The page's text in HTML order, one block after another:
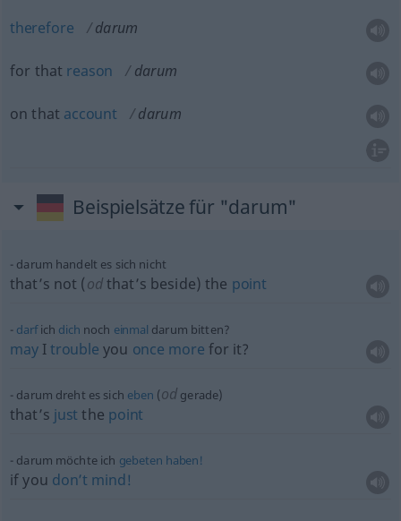
therefore darum
for that reason darum
on that account darum
Beispielsätze für "darum"
darum handelt es sich nicht
that’s not (odthat’s beside) the point
darfich dich noch einmal darum bitten?
mayItrouble you once more for it?
darum dreht es sich eben (od gerade)
that’s just the point
darum möchte ich gebeten haben!
if you don’t mind!